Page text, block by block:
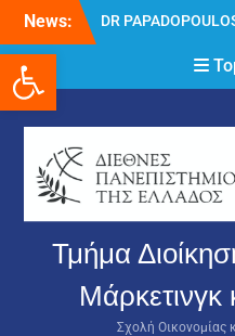
Ανοίξτε τη
content
News:
DR
Δρ Παπαδόπουλος
Νικόλαος
δικαιολογητικών
ενστάσεων για τη
χορήγηση του
στεγαστικού
ακαδημαϊκού
2026.
Τμήμα
Μάρκετινγκ
Σχολή Οικονομίας